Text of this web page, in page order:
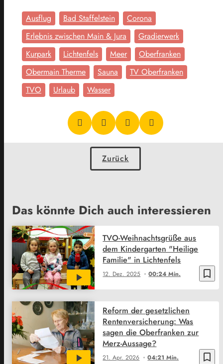
Ausflug Bad Staffelstein
Corona
Erlebnis zwischen Main & Jura
Gradierwerk
Kurpark
Lichtenfels Meer
Oberfranken
Obermain Therme
Sauna
TV Oberfranken
TVO
Urlaub Wasser
Zurück
Das könnte Dich auch interessieren
bookmark_border
12. Dez. 2025 00:24 Min.
TVO-Weihnachtsgrüße aus
dem Kindergarten "Heilige
Familie" in Lichtenfels
bookmark_border
21. Apr. 2026 04:21 Min.
Reform der gesetzlichen
Rentenversicherung: Was
sagen die Oberfranken zur
Merz-Aussage?